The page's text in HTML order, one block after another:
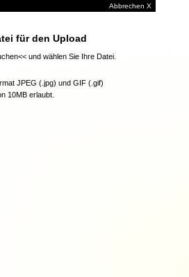
Abbrechen X
für den Upload
und wählen Sie Ihre Datei.
JPEG (.jpg) und GIF (.gif)
10MB erlaubt.